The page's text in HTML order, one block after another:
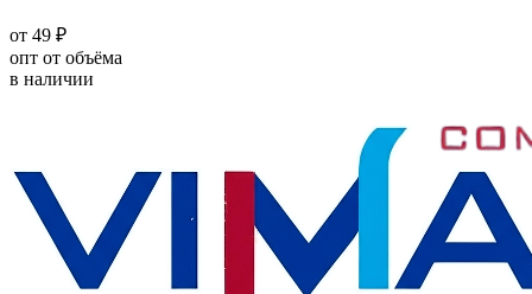
от 49 ₽
опт от объёма
в наличии